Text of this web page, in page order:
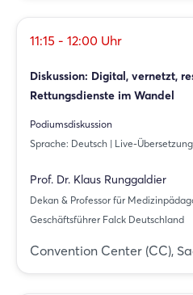
11:15 - 12:00 Uhr
Diskussion: Digital, vernetzt,
Rettungsdienste im Wandel
Podiumsdiskussion
Sprache: Deutsch | Live-
Prof. Dr. Klaus Runggaldier
Dekan & Professor für
Geschäftsführer Falck Deutschland
Convention Center (CC),